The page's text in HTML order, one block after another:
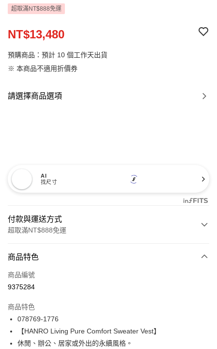
超取滿NT$888免運
NT$13,480
預購商品：預計 10 個工作天出貨
※ 本商品不適用折價券
請選擇商品選項
AI
找尺寸
付款與運送方式
超取滿NT$888免運
信用卡一次付款
信用卡分期付款
合作金庫商業銀行
華南商業銀行
上海商業儲蓄銀行
台北富邦商業銀行
國泰世華商業銀行
兆豐國際商業銀行
Apple Pay
商品特色
商品編號
9375284
商品特色
078769-1776
【HANRO Living Pure Comfort Sweater Vest】
休閒、辦公、居家或外出的永續風格。